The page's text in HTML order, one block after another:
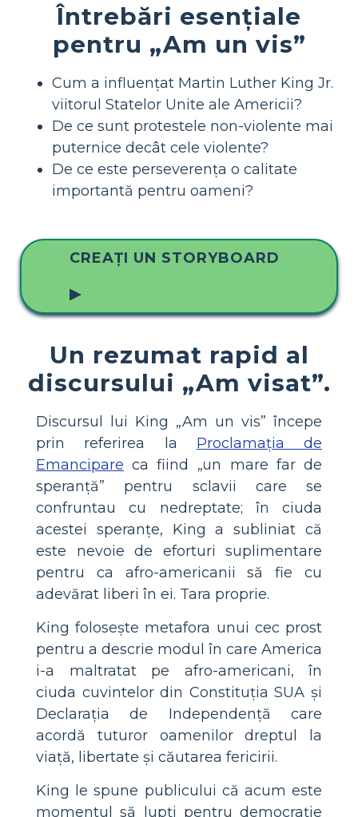
Întrebări esențiale
pentru „Am un vis”
Cum a influențat Martin Luther King Jr.
viitorul Statelor Unite ale Americii?
De ce sunt protestele non-violente mai
puternice decât cele violente?
De ce este perseverența o calitate
importantă pentru oameni?
CREAȚI UN STORYBOARD
▶
Un rezumat rapid al
discursului „Am visat”.
Discursul lui King „Am un vis” începe
prin referirea la Proclamația de
Emancipare ca fiind „un mare far de
speranță” pentru sclavii care se
confruntau cu nedreptate; în ciuda
acestei speranțe, King a subliniat că
este nevoie de eforturi suplimentare
pentru ca afro-americanii să fie cu
adevărat liberi în ei. Tara proprie.
King folosește metafora unui cec prost
pentru a descrie modul în care America
i-a maltratat pe afro-americani, în
ciuda cuvintelor din Constituția SUA și
Declarația de Independență care
acordă tuturor oamenilor dreptul la
viață, libertate și căutarea fericirii.
King le spune publicului că acum este
momentul să lupți pentru democrație